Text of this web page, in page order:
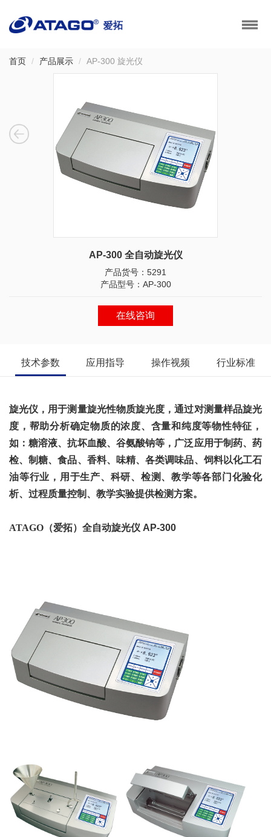
首页 产品展示 AP-300 旋光仪
AP-300 全自动旋光仪
产品货号：5291
产品型号：AP-300
在线咨询
技术参数 应用指导 操作视频 行业标准
旋光仪，用于测量旋光性物质旋光度，通过对测量样品旋光
度，帮助分析确定物质的浓度、含量和纯度等物性特征，
如：糖溶液、抗坏血酸、谷氨酸钠等，广泛应用于制药、药
检、制糖、食品、香料、味精、各类调味品、饲料以化工石
油等行业，用于生产、科研、检测、教学等各部门化验化
析、过程质量控制、教学实验提供检测方案。
ATAGO（爱拓）全自动旋光仪 AP-300